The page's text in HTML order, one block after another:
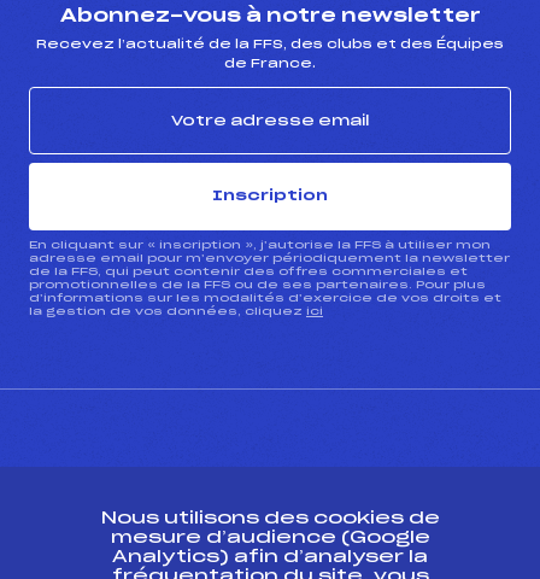
Abonnez-vous à notre newsletter
Recevez l’actualité de la FFS, des clubs et des Équipes
de France.
Inscription
En cliquant sur « inscription », j’autorise la FFS à utiliser mon
adresse email pour m’envoyer périodiquement la newsletter
de la FFS, qui peut contenir des offres commerciales et
promotionnelles de la FFS ou de ses partenaires. Pour plus
d’informations sur les modalités d’exercice de vos droits et
la gestion de vos données, cliquez ici
ESPACE PRESSE
Nous utilisons des cookies de
mesure d’audience (Google
Analytics) afin d’analyser la